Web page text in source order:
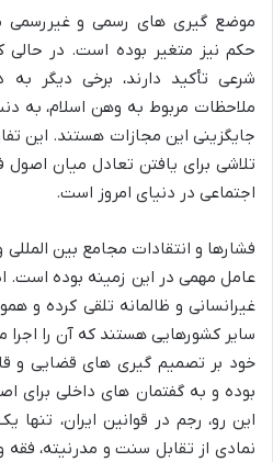
موضع گیری های رسمی و غیررسمی
حکم نیز متغیر بوده است. در حالی
شرعی تأکید دارند، برخی دیگر به
ملاحظات مربوط به وهن اسلام، به
جایگزینی این مجازات هستند. این
تلاشی برای یافتن تعادل میان
اجتماعی در دنیای امروز است.
فشارها و انتقادات مجامع بین
عامل مهمی در این زمینه بوده است.
غیرانسانی و ظالمانه تلقی کرده و
سایر کشورهایی هستند که آن را اجرا
خود بر تصمیم گیری های قضایی و
بوده و به گفتمان های داخلی برای
این رو، رجم در قوانین ایران، تنها
نمادی از تقابل سنت و مدرنیته،